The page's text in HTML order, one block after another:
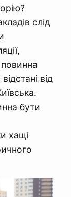
слiд
повинна
від
бути
хащі